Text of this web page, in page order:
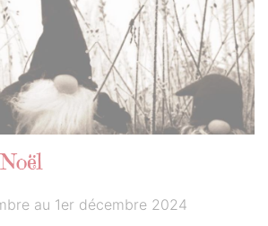
au 1er décembre 2024